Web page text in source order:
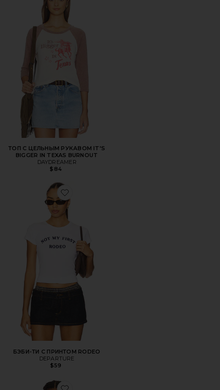
ТОП С ЦЕЛЬНЫМ РУКАВОМ IT'S
BIGGER IN TEXAS BURNOUT
DAYDREAMER
$84
Favorite БЭБИ-ТИ С ПРИНТОМ RODEO
БЭБИ-ТИ С ПРИНТОМ RODEO
DEPARTURE
$59